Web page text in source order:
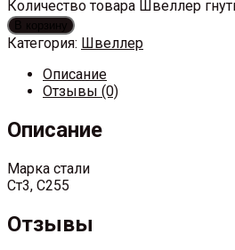
Количество товара Швеллер
В корзину
Категория: Швеллер
Описание
Отзывы (0)
Описание
Марка стали
Ст3, С255
Отзывы